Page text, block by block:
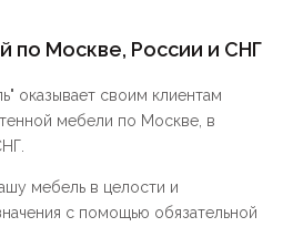
по Москве, России и СНГ
" оказывает своим клиентам
мебели по Москве, в
мебель в целости и
с помощью обязательной